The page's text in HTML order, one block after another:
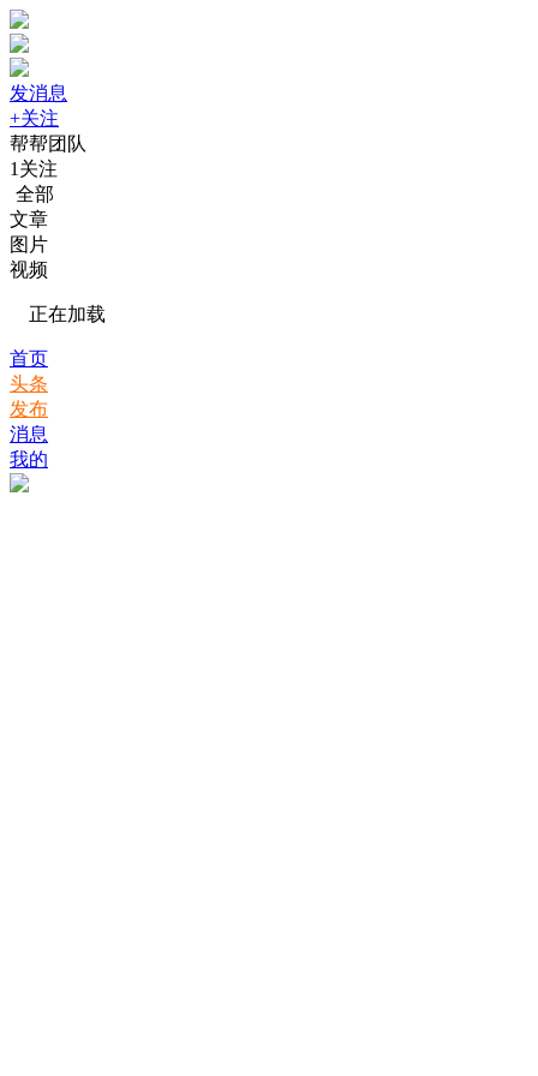
发消息
+关注
帮帮团队
1 关注
全部
文章
图片
视频
正在加载
首页
头条
发布
消息
我的